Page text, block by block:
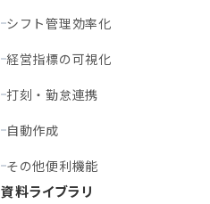
シフト管理効率化
経営指標の可視化
打刻・勤怠連携
自動作成
その他便利機能
資料ライブラリ